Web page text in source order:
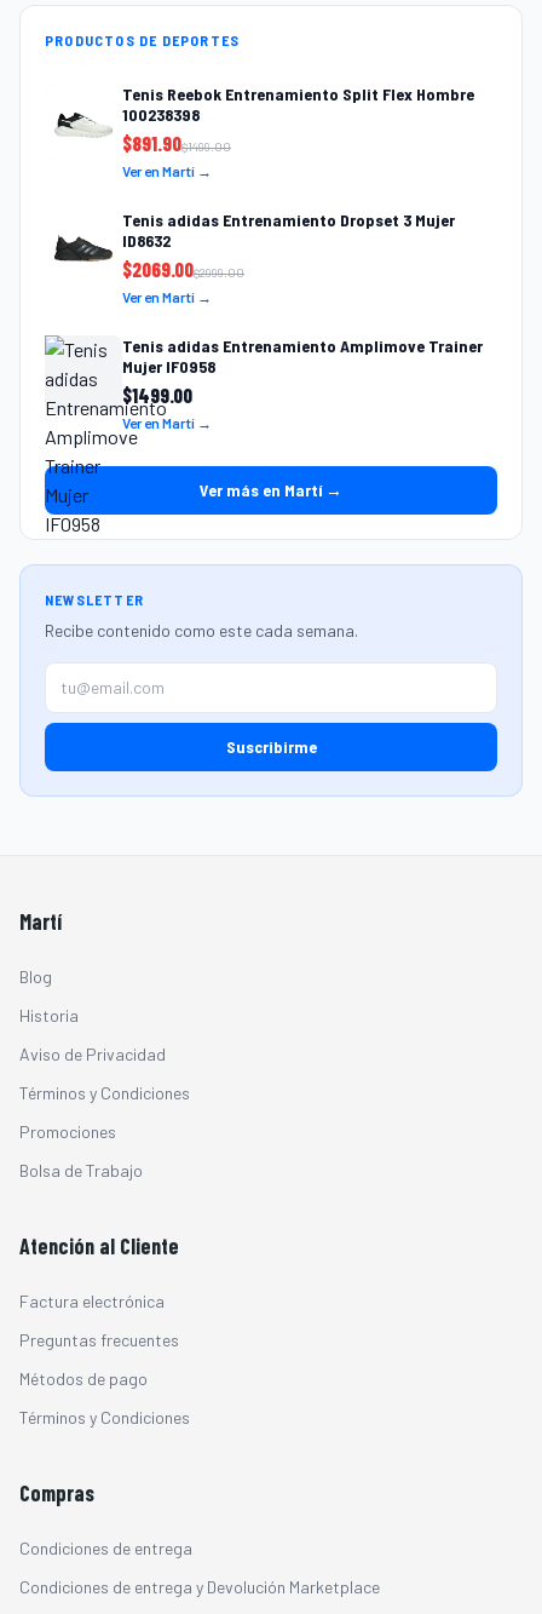
PRODUCTOS DE DEPORTES
Tenis Reebok Entrenamiento Split Flex Hombre
100238398
$891.90$1499.00
Ver en Martí →
Tenis adidas Entrenamiento Dropset 3 Mujer
ID8632
$2069.00$2999.00
Ver en Martí →
Tenis adidas Entrenamiento Amplimove Trainer
Mujer IF0958
$1499.00
Ver en Martí →
Ver más en Martí →
NEWSLETTER
Recibe contenido como este cada semana.
Suscribirme
Martí
Blog
Historia
Aviso de Privacidad
Términos y Condiciones
Promociones
Bolsa de Trabajo
Atención al Cliente
Factura electrónica
Preguntas frecuentes
Métodos de pago
Términos y Condiciones
Compras
Condiciones de entrega
Condiciones de entrega y Devolución Marketplace